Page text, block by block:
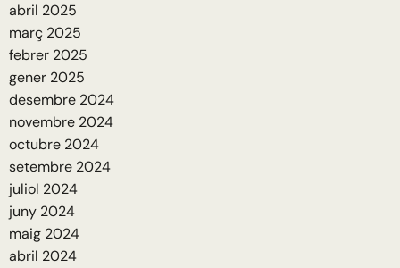
abril 2025
març 2025
febrer 2025
gener 2025
desembre 2024
novembre 2024
octubre 2024
setembre 2024
juliol 2024
juny 2024
maig 2024
abril 2024